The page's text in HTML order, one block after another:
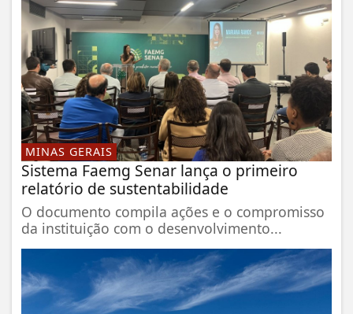
MINAS GERAIS
Sistema Faemg Senar lança o primeiro
relatório de sustentabilidade
O documento compila ações e o compromisso
da instituição com o desenvolvimento...